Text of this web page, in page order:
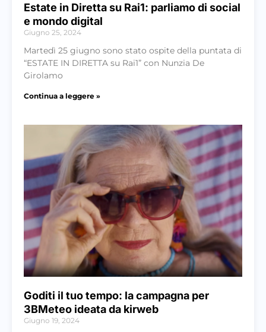
Estate in Diretta su Rai1: parliamo di social
e mondo digital
Giugno 25, 2024
Martedì 25 giugno sono stato ospite della puntata di
“ESTATE IN DIRETTA su Rai1” con Nunzia De
Girolamo
Continua a leggere »
Goditi il tuo tempo: la campagna per
3BMeteo ideata da kirweb
Giugno 19, 2024